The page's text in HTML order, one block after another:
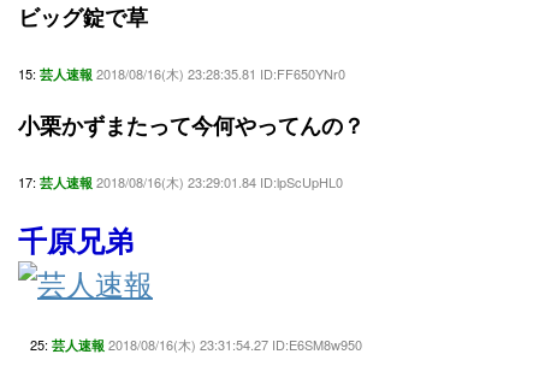
ビッグ錠で草
15: 芸人速報 2018/08/16(木) 23:28:35.81 ID:FF650YNr0
小栗かずまたって今何やってんの？
17: 芸人速報 2018/08/16(木) 23:29:01.84 ID:lpScUpHL0
千原兄弟
25: 芸人速報 2018/08/16(木) 23:31:54.27 ID:E6SM8w950